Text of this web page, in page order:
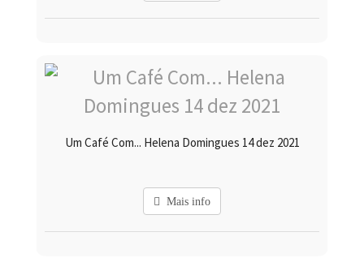
Um Café Com... Helena Domingues 14 dez 2021
Mais info